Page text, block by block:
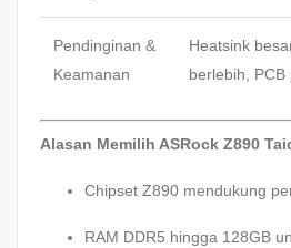
Pendinginan &
Keamanan
Heatsink
berlebih, PCB
Alasan Memilih ASRock Z890
Chipset Z890 mendukung
RAM DDR5 hingga 128GB